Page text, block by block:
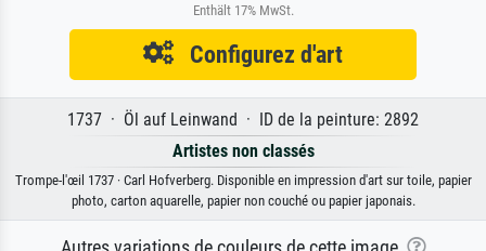
Enthält 17% MwSt.
Configurez d'art
1737 · Öl auf Leinwand · ID de la peinture: 2892
Artistes non classés
Trompe-l'œil 1737 · Carl Hofverberg. Disponible en impression d'art sur toile, papier
photo, carton aquarelle, papier non couché ou papier japonais.